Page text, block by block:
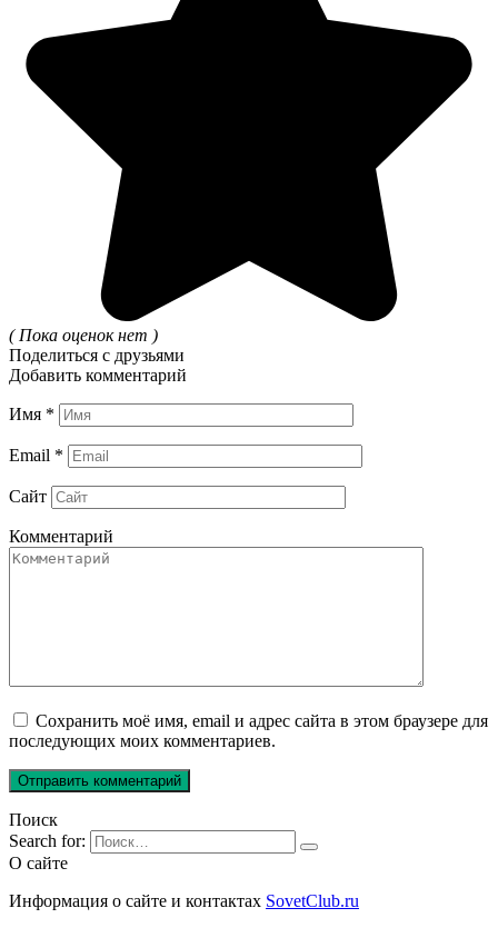
( Пока оценок нет )
Поделиться с друзьями
Добавить комментарий
Имя *
Email *
Сайт
Комментарий
Сохранить моё имя, email и адрес сайта в этом браузере для
последующих моих комментариев.
Поиск
Search for:
О сайте
Информация о сайте и контактах SovetClub.ru